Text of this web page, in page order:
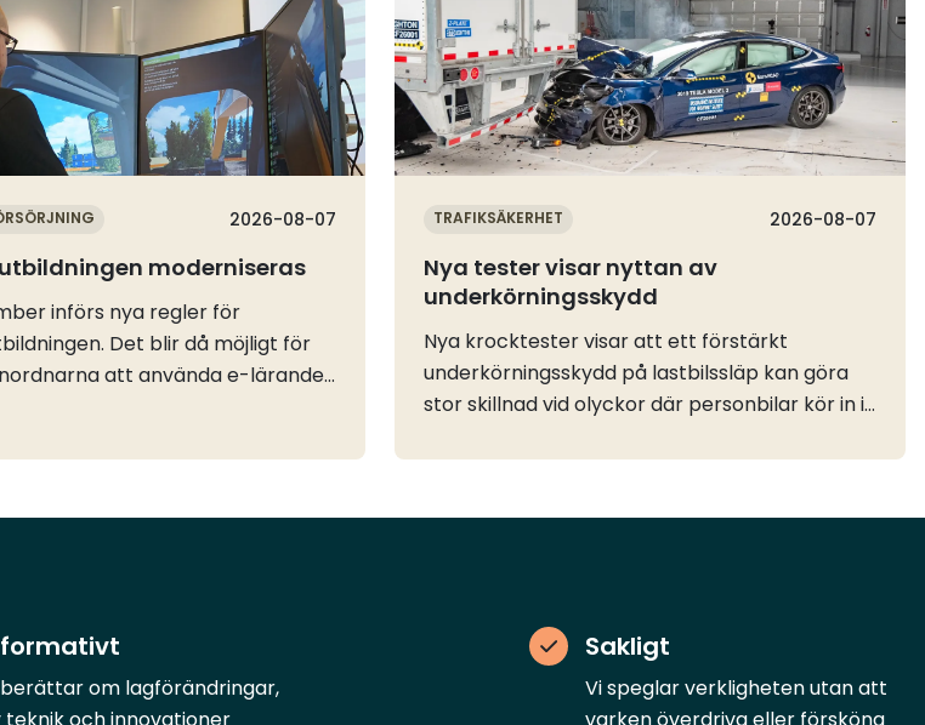
2026-08-07
moderniseras
införs nya regler för
Det blir då möjligt för
att använda e-lärande i
om yrkesförarkompetens i
en avancerad simulator.Två nya
i regelverket.
definieras som lärarledd
TRAFIKSÄKERHET 2026-08-07
Nya tester visar nyttan av
underkörningsskydd
Nya krocktester visar att ett förstärkt
underkörningsskydd på lastbilssläp kan göra
stor skillnad vid olyckor där personbilar kör in i
sina kommande upphandlingar.Euro Ncap har
avgörande ett förstärkt underkörningsskydd är
för att minska risken för dödliga skador.I USA
finns en frivillig standard som innebär att
många nya lastbilssläp utrustas med
om lagförändringar,
teknik och innovationer
Sakligt
Vi speglar verkligheten utan att
varken överdriva eller försköna